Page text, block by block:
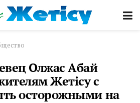
Олжас Абай
Жетісу с
осторожными на